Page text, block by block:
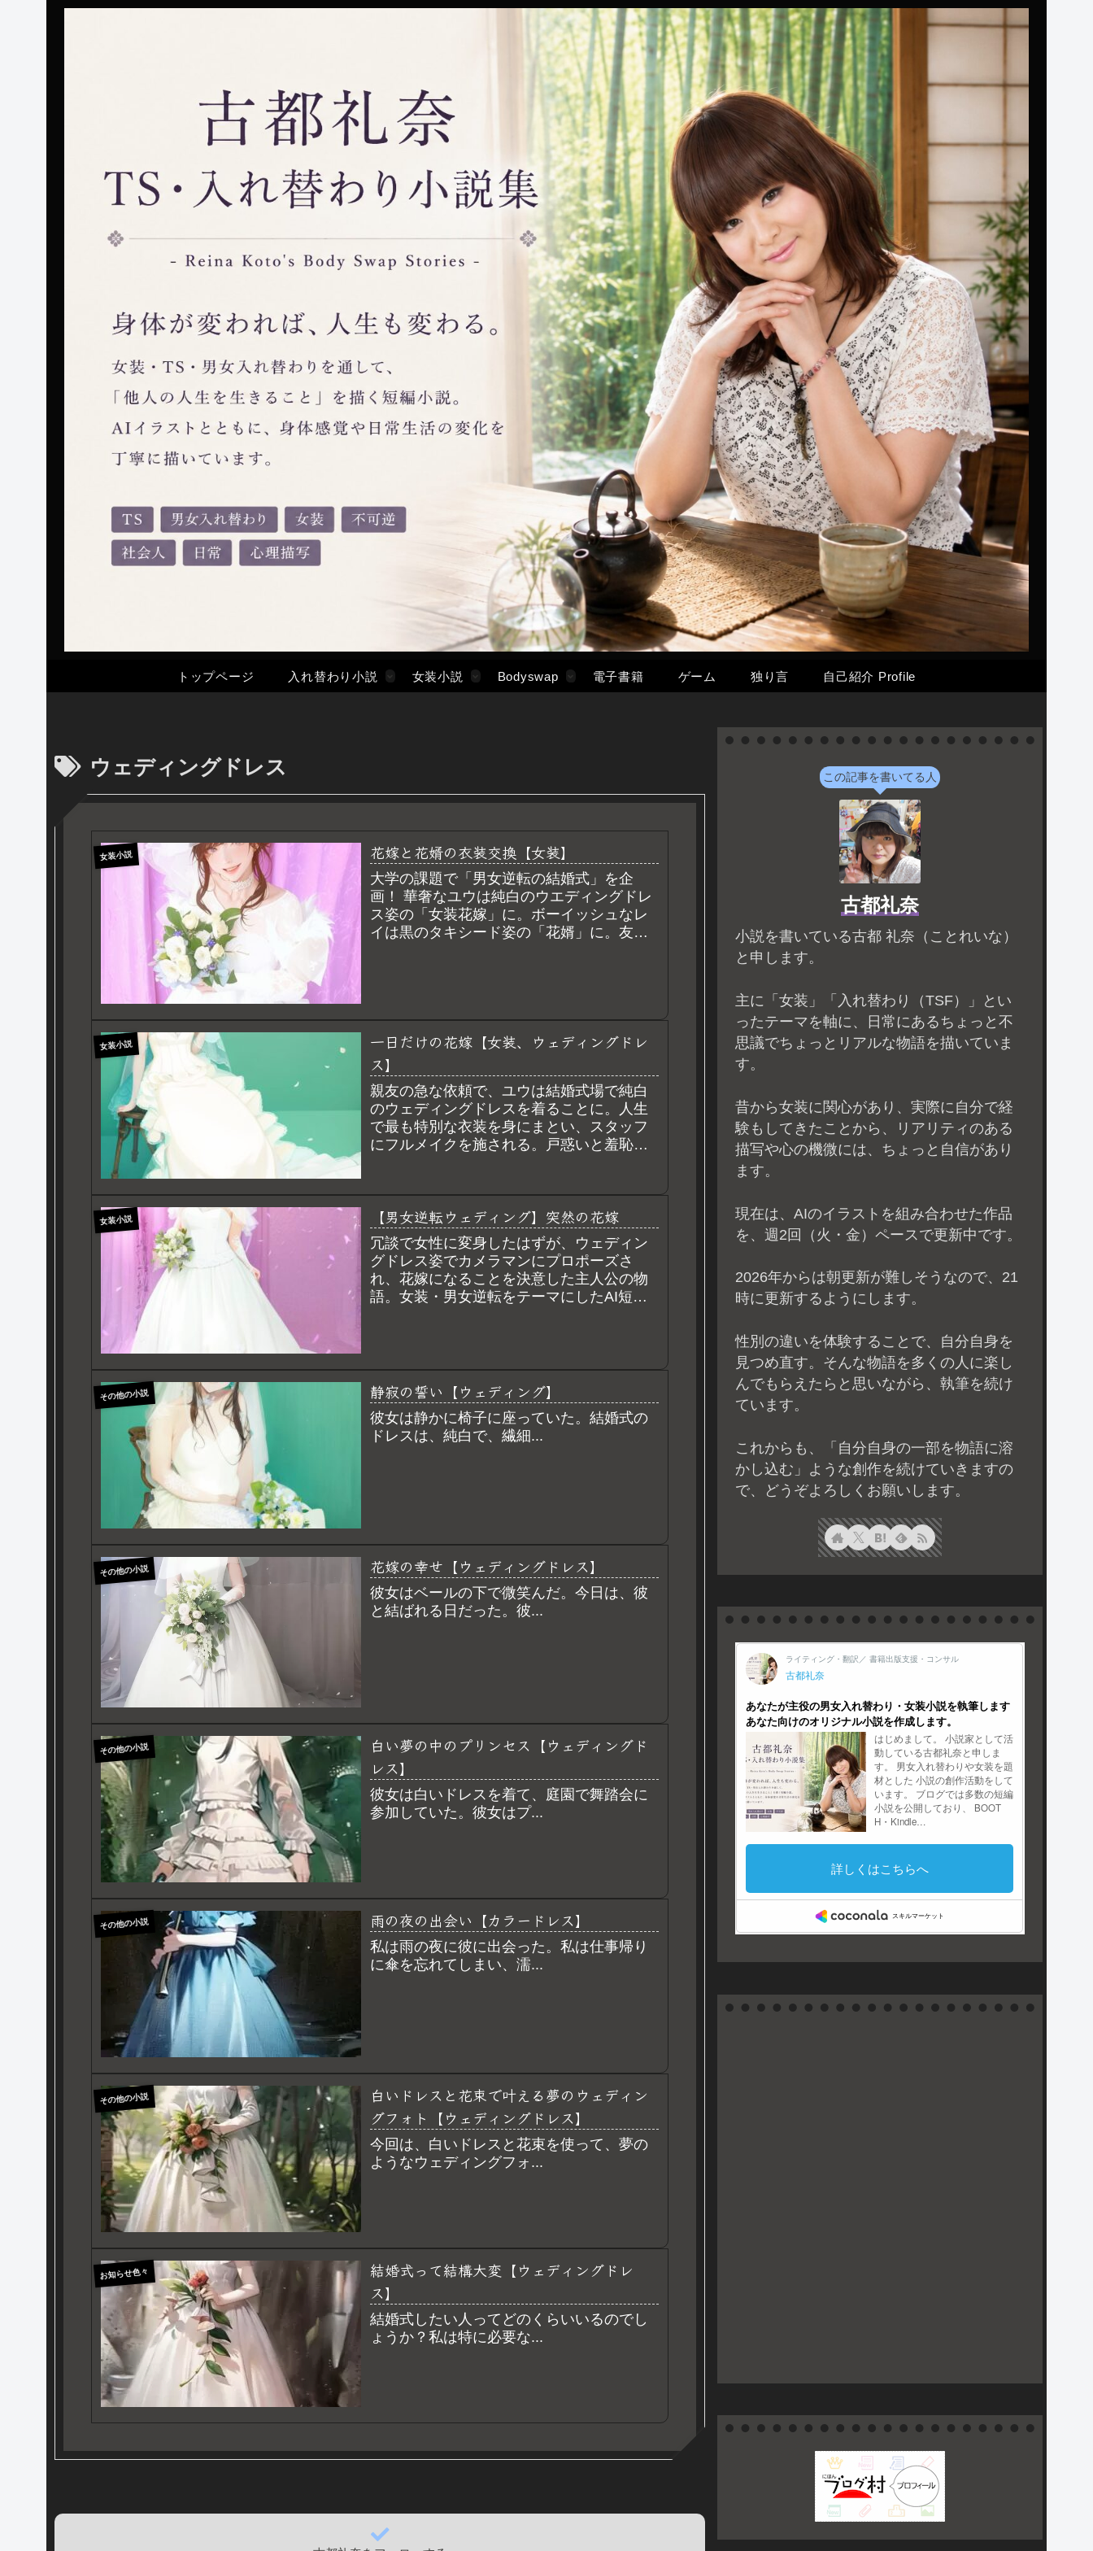
トップページ 入れ替わり小説 女装小説 Bodyswap 電子書籍 ゲーム 独り言 自己紹介 Profile
ウェディングドレス
女装小説 花嫁と花婿の衣装交換【女装】
大学の課題で「男女逆転の結婚式」を企
画！ 華奢なユウは純白のウエディングドレ
ス姿の「女装花嫁」に。ボーイッシュなレ
イは黒のタキシード姿の「花婿」に。友人
女装小説
一日だけの花嫁【女装、ウェディングドレ
ス】
親友の急な依頼で、ユウは結婚式場で純白
のウェディングドレスを着ることに。人生
で最も特別な衣装を身にまとい、スタッフ
にフルメイクを施される。戸惑いと羞恥
トーリー。
女装小説 【男女逆転ウェディング】突然の花嫁
冗談で女性に変身したはずが、ウェディン
グドレス姿でカメラマンにプロポーズさ
れ、花嫁になることを決意した主人公の物
語。女装・男女逆転をテーマにしたAI短編
その他の小説 静寂の誓い【ウェディング】
彼女は静かに椅子に座っていた。結婚式の
ドレスは、純白で、繊細...
その他の小説 花嫁の幸せ【ウェディングドレス】
彼女はベールの下で微笑んだ。今日は、彼
と結ばれる日だった。彼...
その他の小説
白い夢の中のプリンセス【ウェディングド
レス】
彼女は白いドレスを着て、庭園で舞踏会に
参加していた。彼女はプ...
その他の小説 雨の夜の出会い【カラードレス】
私は雨の夜に彼に出会った。私は仕事帰り
に傘を忘れてしまい、濡...
その他の小説
白いドレスと花束で叶える夢のウェディン
グフォト【ウェディングドレス】
今回は、白いドレスと花束を使って、夢の
ようなウェディングフォ...
お知らせ色々
結婚式って結構大変【ウェディングドレ
ス】
結婚式したい人ってどのくらいいるのでし
ょうか？私は特に必要な...
この記事を書いてる人
古都礼奈
小説を書いている古都 礼奈（ことれいな）
と申します。
主に「女装」「入れ替わり（TSF）」とい
ったテーマを軸に、日常にあるちょっと不
思議でちょっとリアルな物語を描いていま
す。
昔から女装に関心があり、実際に自分で経
験もしてきたことから、リアリティのある
描写や心の機微には、ちょっと自信があり
ます。
現在は、AIのイラストを組み合わせた作品
を、週2回（火・金）ペースで更新中です。
2026年からは朝更新が難しそうなので、21
時に更新するようにします。
性別の違いを体験することで、自分自身を
見つめ直す。そんな物語を多くの人に楽し
んでもらえたらと思いながら、執筆を続け
ています。
これからも、「自分自身の一部を物語に溶
かし込む」ような創作を続けていきますの
で、どうぞよろしくお願いします。